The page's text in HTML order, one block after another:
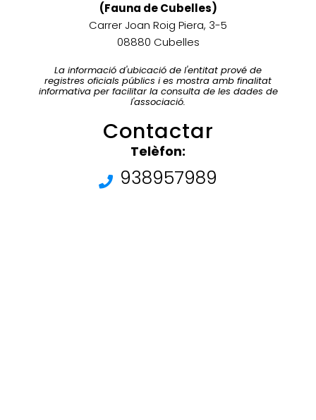
(Fauna de Cubelles)
Carrer Joan Roig Piera, 3-5
08880 Cubelles
La informació d'ubicació de l'entitat prové de
registres oficials públics i es mostra amb finalitat
informativa per facilitar la consulta de les dades de
l'associació.
Contactar
Telèfon:
938957989